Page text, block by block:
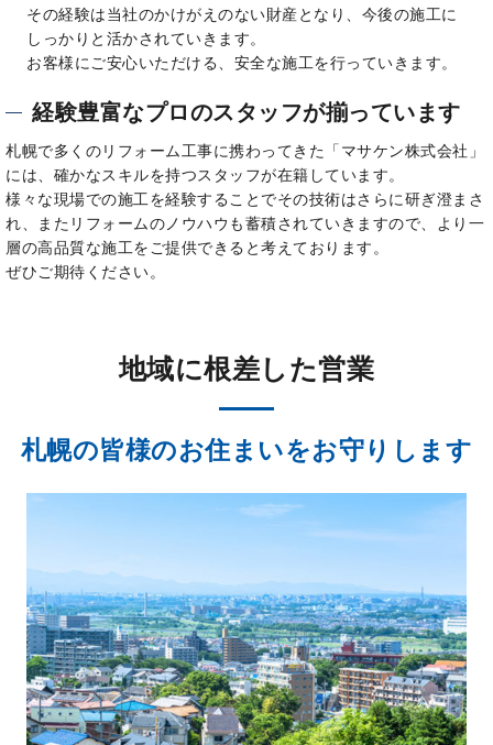
その経験は当社のかけがえのない財産となり、今後の施工に
しっかりと活かされていきます。
お客様にご安心いただける、安全な施工を行っていきます。
経験豊富なプロのスタッフが揃っています
札幌で多くのリフォーム工事に携わってきた「マサケン株式会社」
には、確かなスキルを持つスタッフが在籍しています。
様々な現場での施工を経験することでその技術はさらに研ぎ澄まさ
れ、またリフォームのノウハウも蓄積されていきますので、より一
層の高品質な施工をご提供できると考えております。
ぜひご期待ください。
地域に根差した営業
札幌の皆様のお住まいをお守りします